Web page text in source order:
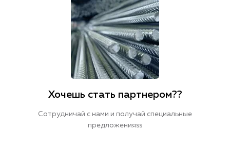
Хочешь стать партнером??
Сотрудничай с нами и получай специальные
предложенияss